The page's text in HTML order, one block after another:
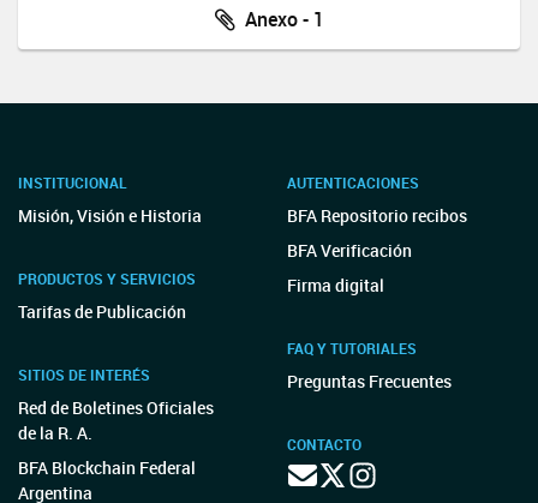
Anexo - 1
INSTITUCIONAL
Misión, Visión e Historia
PRODUCTOS Y SERVICIOS
Tarifas de Publicación
SITIOS DE INTERÉS
Red de Boletines Oficiales
de la R. A.
BFA Blockchain Federal
Argentina
AUTENTICACIONES
BFA Repositorio recibos
BFA Verificación
Firma digital
FAQ Y TUTORIALES
Preguntas Frecuentes
CONTACTO